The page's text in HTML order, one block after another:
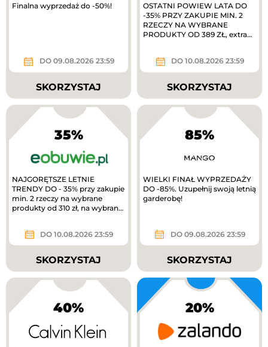
Finalna wyprzedaż do -50%!
DO 09.08.2026 23:59
SKORZYSTAJ
OSTATNI POWIEW LATA DO
-35% PRZY ZAKUPIE MIN. 2
RZECZY NA WYBRANE
PRODUKTY OD 389 ZŁ, extra
DO 10.08.2026 23:59
SKORZYSTAJ
35%
NAJGORĘTSZE LETNIE
TRENDY DO - 35% przy zakupie
min. 2 rzeczy na wybrane
produkty od 310 zł, na wybrane
DO 10.08.2026 23:59
SKORZYSTAJ
85%
WIELKI FINAŁ WYPRZEDAŻY
DO -85%. Uzupełnij swoją letnią
garderobę!
DO 09.08.2026 23:59
SKORZYSTAJ
40% 20%